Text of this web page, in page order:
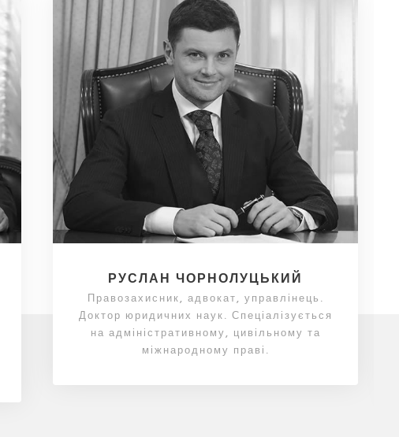
РУСЛАН ЧОРНОЛУЦЬКИЙ
Правозахисник, адвокат, управлінець.
Доктор юридичних наук. Спеціалізується
на адміністративному, цивільному та
міжнародному праві.